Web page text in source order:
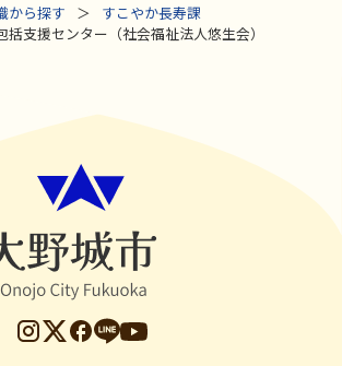
から探す
すこやか長寿課
括支援センター（社会福祉法人悠生会）